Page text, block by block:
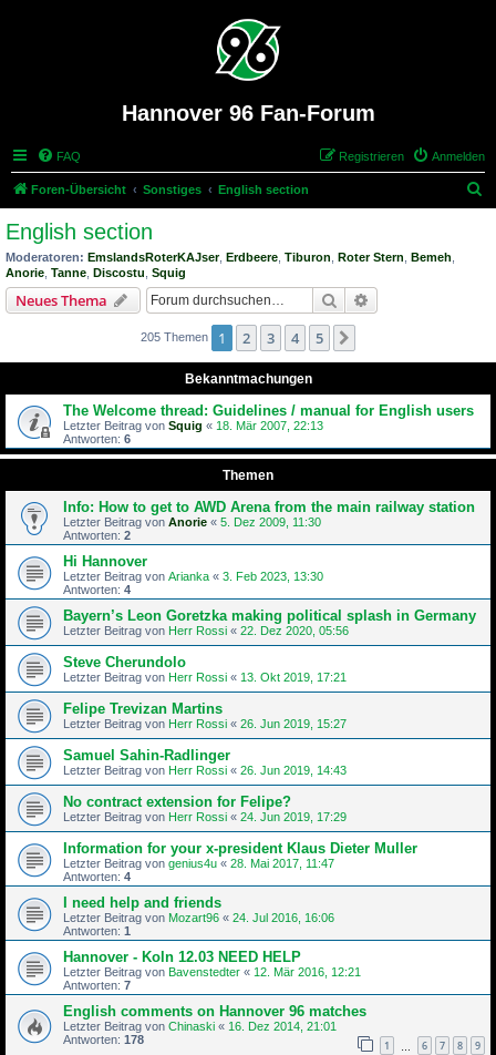
Hannover 96 Fan-Forum
FAQ Anmelden
Registrieren
Foren-Übersicht Sonstiges English section
English section
Moderatoren: EmslandsRoterKAJser, Erdbeere Tiburon Roter Stern Bemeh
Anorie Tanne Discostu Squig
Neues Thema Suche
205 Themen 1 2 3 4 5
Bekanntmachungen
The Welcome thread: Guidelines / manual for English users
Letzter Beitrag von Squig « 18. Mär 2007, 22:13
Antworten: 6
Themen
Info: How to get to AWD Arena from the main railway station
Letzter Beitrag von Anorie « 5. Dez 2009, 11:30
Antworten: 2
Hi Hannover
Letzter Beitrag von Arianka « 3. Feb 2023, 13:30
Antworten: 4
Bayern’s Leon Goretzka making political splash in Germany
Letzter Beitrag von Herr Rossi « 22. Dez 2020, 05:56
Steve Cherundolo
Letzter Beitrag von Herr Rossi « 13. Okt 2019, 17:21
Felipe Trevizan Martins
Letzter Beitrag von Herr Rossi « 26. Jun 2019, 15:27
Samuel Sahin-Radlinger
Letzter Beitrag von Herr Rossi « 26. Jun 2019, 14:43
No contract extension for Felipe?
Letzter Beitrag von Herr Rossi « 24. Jun 2019, 17:29
Information for your x-president Klaus Dieter Muller
Letzter Beitrag von genius4u « 28. Mai 2017, 11:47
Antworten: 4
I need help and friends
Letzter Beitrag von Mozart96 « 24. Jul 2016, 16:06
Antworten: 1
Hannover - Koln 12.03 NEED HELP
Letzter Beitrag von Bavenstedter « 12. Mär 2016, 12:21
Antworten: 7
English comments on Hannover 96 matches
Letzter Beitrag von Chinaski « 16. Dez 2014, 21:01
Antworten: 178 1 6 7 8 9